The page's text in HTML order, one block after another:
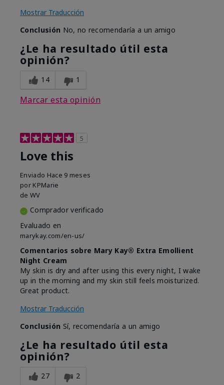
Mostrar Traducción
Conclusión No, no recomendaría a un amigo
¿Le ha resultado útil esta
opinión?
14 1
Marcar esta opinión
5
Love this
Enviado Hace 9 meses
por KPMarie
de WV
Comprador verificado
Evaluado en
marykay.com/en-us/
Comentarios sobre Mary Kay® Extra Emollient
Night Cream
My skin is dry and after using this every night, I wake
up in the morning and my skin still feels moisturized.
Great product.
Mostrar Traducción
Conclusión Sí, recomendaría a un amigo
¿Le ha resultado útil esta
opinión?
27 2